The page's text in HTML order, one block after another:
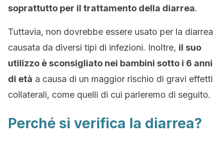
soprattutto per il trattamento della diarrea.
Tuttavia, non dovrebbe essere usato per la diarrea
causata da diversi tipi di infezioni. Inoltre, il suo
utilizzo è sconsigliato nei bambini sotto i 6 anni
di età a causa di un maggior rischio di gravi effetti
collaterali, come quelli di cui parleremo di seguito.
Perché si verifica la diarrea?